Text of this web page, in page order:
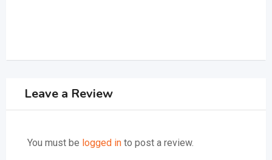
Leave a Review
You must be logged in to post a review.